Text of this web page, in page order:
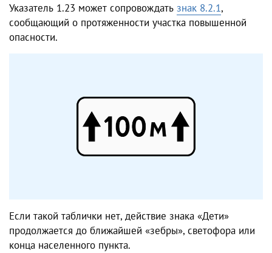
Указатель 1.23 может сопровождать знак 8.2.1,
сообщающий о протяженности участка повышенной
опасности.
Если такой таблички нет, действие знака «Дети»
продолжается до ближайшей «зебры», светофора или
конца населенного пункта.